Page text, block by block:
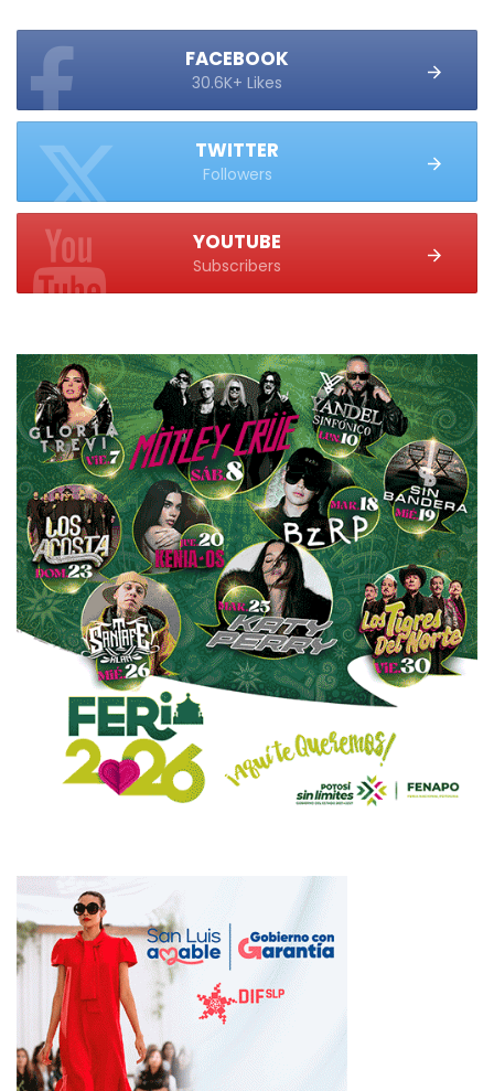
FACEBOOK
30.6K+ Likes
TWITTER
Followers
YOUTUBE
Subscribers